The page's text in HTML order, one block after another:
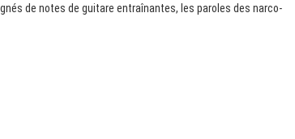
de notes de guitare entraînantes, les paroles des narco-